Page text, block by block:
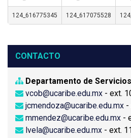
124_616775345 124_617075528
CONTACTO
Departamento de
vcob@ucaribe.edu.mx - ext.
jcmendoza@ucaribe.edu.mx -
mmendez@ucaribe.edu.mx -
lvela@ucaribe.edu.mx - ext.